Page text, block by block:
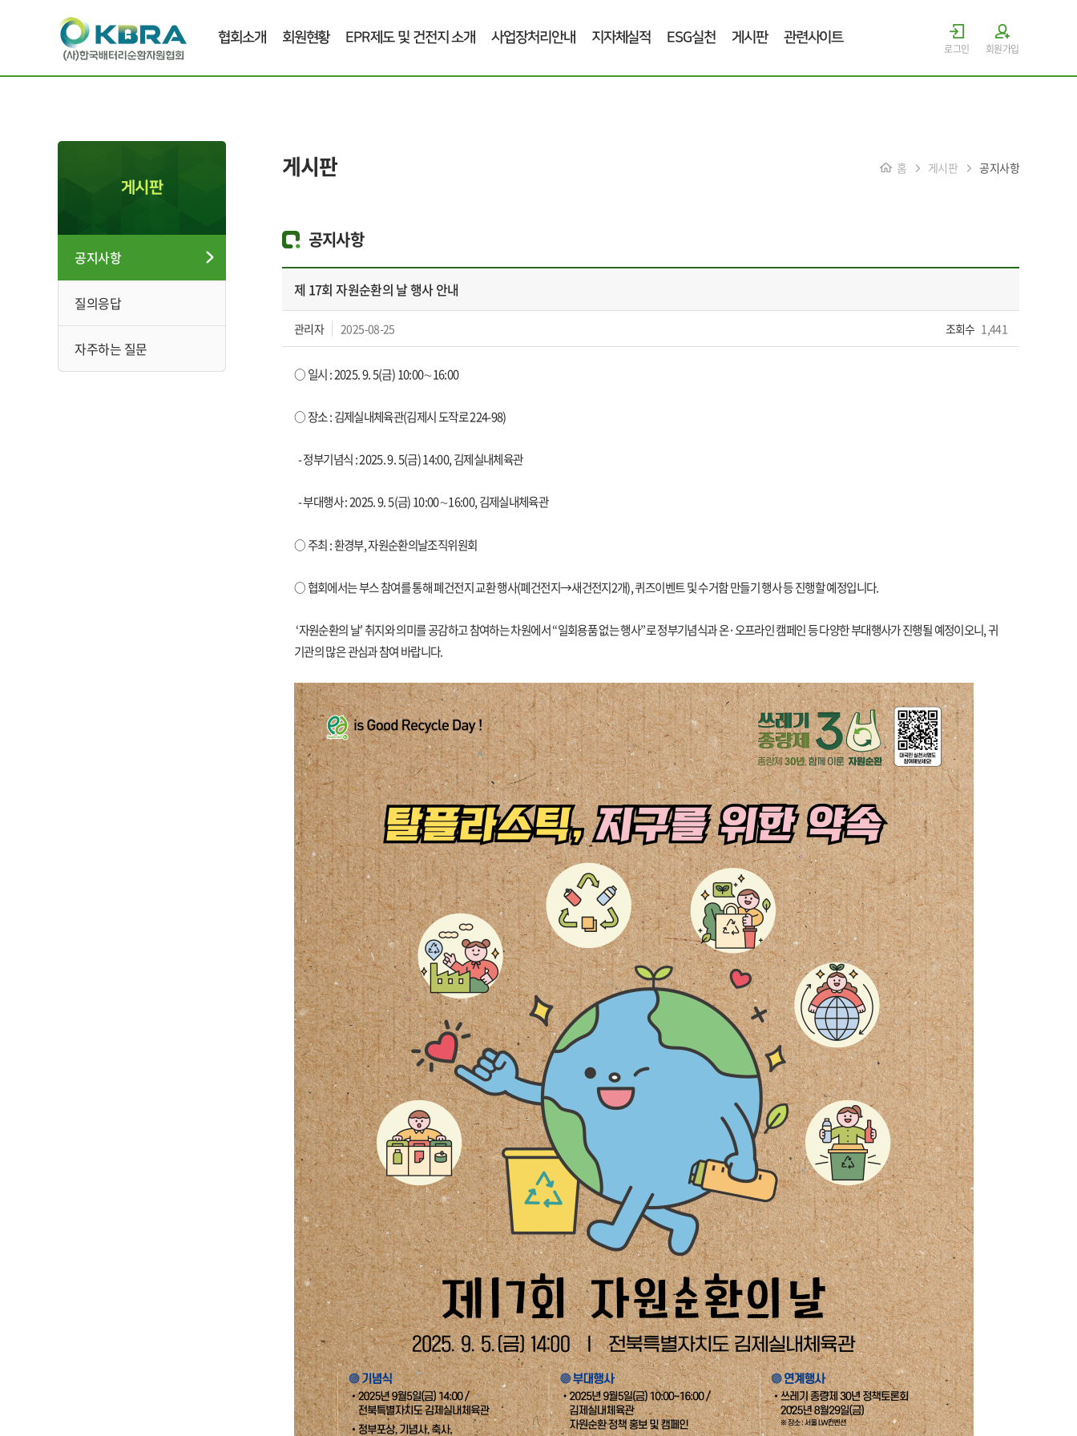
협회소개 회원현황 EPR제도 및 건전지 소개 사업장처리안내 지자체실적 ESG실천 게시판 관련사이트
로그인 회원가입
게시판
공지사항
질의응답
자주하는 질문
게시판 홈 게시판 공지사항
공지사항
제 17회 자원순환의 날 행사 안내
관리자 2025-08-25 조회수 1,441
○ 일시 : 2025. 9. 5(금) 10:00∼16:00
○ 장소 : 김제실내체육관(김제시 도작로 224-98)
- 정부기념식 : 2025. 9. 5(금) 14:00, 김제실내체육관
- 부대행사 : 2025. 9. 5(금) 10:00∼16:00, 김제실내체육관
○ 주최 : 환경부, 자원순환의날조직위원회
○ 협회에서는 부스 참여를 통해 폐건전지 교환 행사(폐건전지→새건전지2개), 퀴즈이벤트 및 수거함 만들기 행사 등 진행할 예정입니다.
‘자원순환의 날’ 취지와 의미를 공감하고 참여하는 차원에서 “일회용품 없는 행사”로 정부기념식과 온·오프라인 캠페인 등 다양한 부대행사가 진행될 예정이오니, 귀
기관의 많은 관심과 참여 바랍니다.